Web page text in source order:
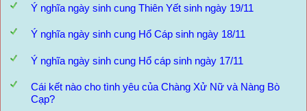
Ý nghĩa ngày sinh cung Thiên Yết sinh ngày 19/11
Ý nghĩa ngày sinh cung Hổ Cáp sinh ngày 18/11
Ý nghĩa ngày sinh cung Hổ cáp sinh ngày 17/11
Cái kết nào cho tình yêu của Chàng Xử Nữ và Nàng Bò
Cạp?